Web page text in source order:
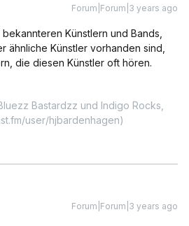
Forum|Forum|3 years ago
Künstlern und Bands,
ähnliche Künstler vorhanden sind,
die diesen Künstler oft hören.
Bastardzz und Indigo Rocks,
user/hjbardenhagen)
Forum|Forum|3 years ago